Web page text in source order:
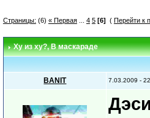
Страницы: (6) « Первая... 4 5 [6] ( Перейти к
Ху из ху?, В маскараде
BANIT 7.03.2009 -